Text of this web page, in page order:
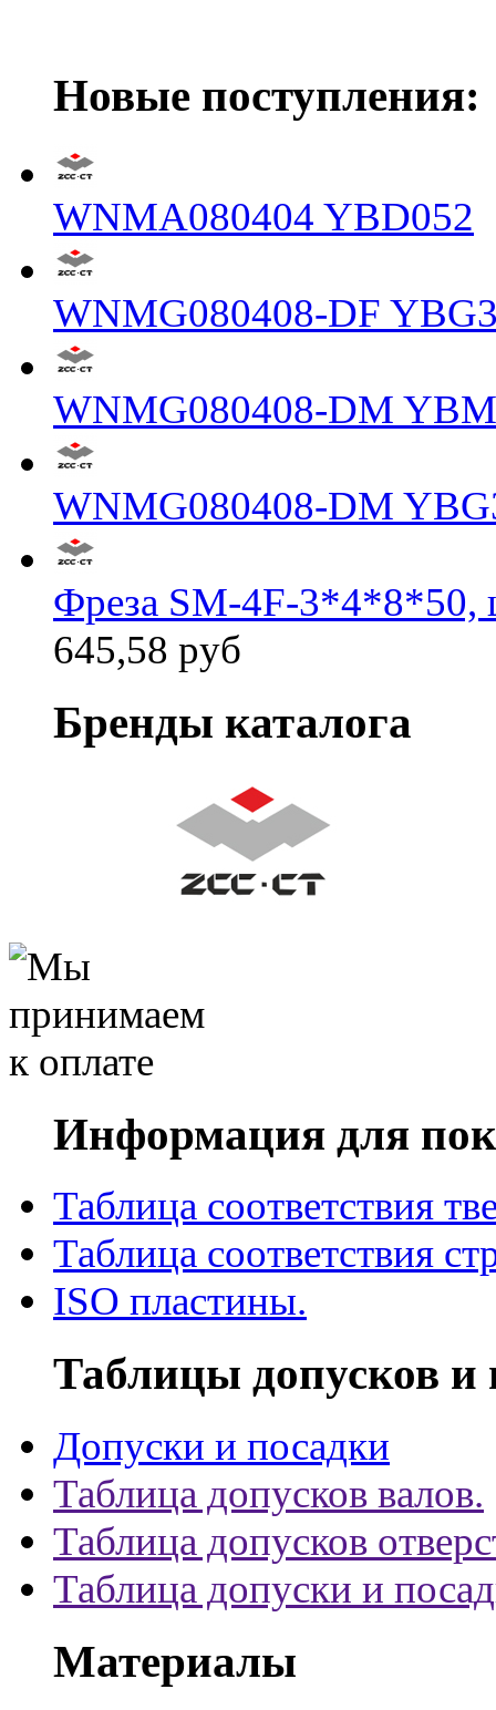
Новые поступления:
WNMA080404 YBD052
WNMG080408-DF
WNMG080408-DM
WNMG080408-DM
Фреза SM-4F-3*4*8*50,
645,58 руб
Бренды каталога
Информация для
Таблица соответствия
Таблица соответствия
ISO пластины.
Таблицы допусков и
Допуски и посадки
Таблица допусков валов.
Таблица допусков
Таблица допуски и
Материалы